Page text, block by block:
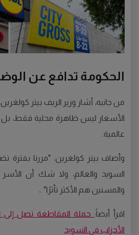
الحكومة تدافع عن
من جانبه، أشار وزير الريف بيتر كولغرين
الأسعار ليس ظاهرة محلية فقط، بل
عالمية.
وأضاف بيتر كولغرين: "مررنا بفترة
السويد والعالم، ولا شك أن
والمسنين هم الأكثر تأثرًا" .
اقرأ أيضاً: حملة المقاطعة تصل إلى
الأحزاب في السويد